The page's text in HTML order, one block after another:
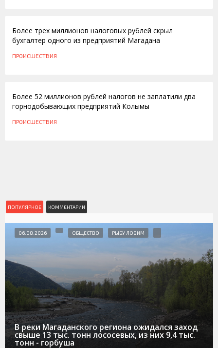
Более трех миллионов налоговых рублей скрыл
бухгалтер одного из предприятий Магадана
ПРОИСШЕСТВИЯ
Более 52 миллионов рублей налогов не заплатили два
горнодобывающих предприятий Колымы
ПРОИСШЕСТВИЯ
ПОПУЛЯРНОЕ КОММЕНТАРИИ
В реки Магаданского региона ожидался заход
свыше 13 тыс. тонн лососевых, из них 9,4 тыс.
тонн - горбуша
06.08.2026 ОБЩЕСТВО РЫБУ ЛОВИМ